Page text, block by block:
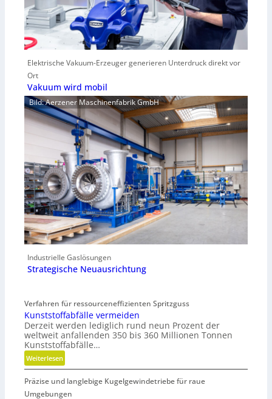
Elektrische Vakuum-Erzeuger generieren Unterdruck direkt vor
Ort
Vakuum wird mobil
Bild: Aerzener Maschinenfabrik GmbH
Industrielle Gaslösungen
Strategische Neuausrichtung
Verfahren für ressourceneffizienten Spritzguss
Kunststoffabfälle vermeiden
Derzeit werden lediglich rund neun Prozent der
weltweit anfallenden 350 bis 360 Millionen Tonnen
Kunststoffabfälle…
Weiterlesen:
K
u
n
Präzise und langlebige Kugelgewindetriebe für raue
Umgebungen